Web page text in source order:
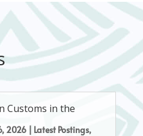
Customs in the
2026| Latest Postings,